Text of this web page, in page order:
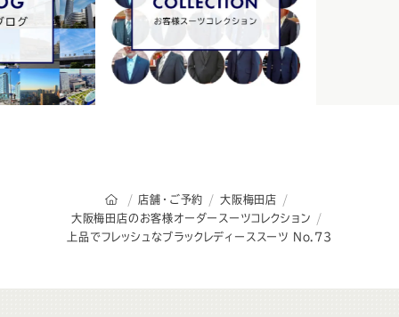
オーダースーツSADAのトップページ
店舗・ご予約
大阪梅田店
大阪梅田店のお客様オーダースーツコレクション
上品でフレッシュなブラックレディーススーツ No.73